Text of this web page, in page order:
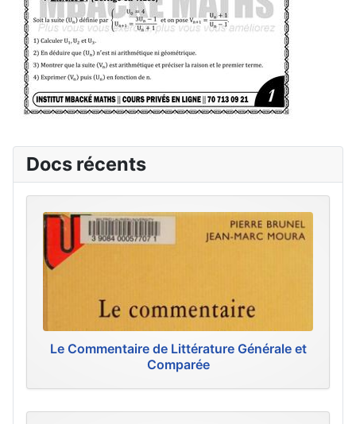
Docs récents
Le Commentaire de Littérature Générale et
Comparée